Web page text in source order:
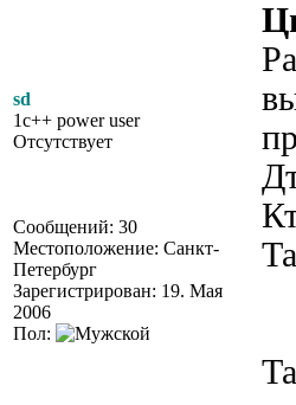
sd
1c++ power user
Отсутствует
Сообщений: 30
Местоположение: Санкт-
Петербург
Зарегистрирован: 19. Мая
2006
Пол: